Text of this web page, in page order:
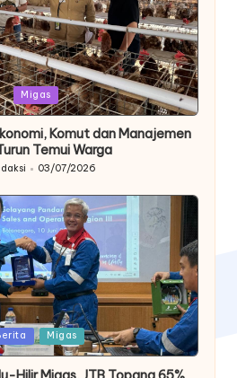
Migas
Komut dan Manajemen
Temui Warga
03/07/2026
Migas